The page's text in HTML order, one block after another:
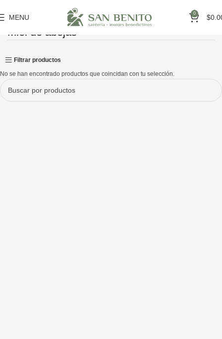
MENU 0 $
Miel de abejas
Filtrar productos
No se han encontrado productos que coincidan con tu selección.